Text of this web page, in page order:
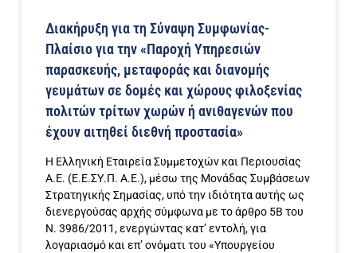
Διακήρυξη για τη Σύναψη Συμφωνίας-
Πλαίσιο για την «Παροχή Υπηρεσιών
παρασκευής, μεταφοράς και διανομής
γευμάτων σε δομές και χώρους φιλοξενίας
πολιτών τρίτων χωρών ή ανιθαγενών που
έχουν αιτηθεί διεθνή προστασία»
Η Ελληνική Εταιρεία Συμμετοχών και Περιουσίας
Α.Ε. (Ε.Ε.ΣΥ.Π. A.E.), μέσω της Μονάδας Συμβάσεων
Στρατηγικής Σημασίας, υπό την ιδιότητα αυτής ως
διενεργούσας αρχής σύμφωνα με το άρθρο 5Β του
Ν. 3986/2011, ενεργώντας κατ’ εντολή, για
λογαριασμό και επ’ ονόματι του «Υπουργείου